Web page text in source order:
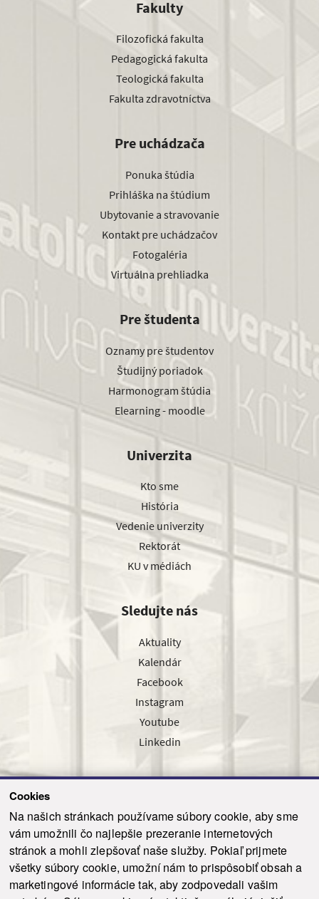
Cookies
Na našich stránkach používame súbory cookie, aby sme
vám umožnili čo najlepšie prezeranie internetových
stránok a mohli zlepšovať naše služby. Pokiaľ prijmete
všetky súbory cookie, umožní nám to prispôsobiť obsah a
marketingové informácie tak, aby zodpovedali vašim
Fakulty
Filozofická fakulta
Pedagogická fakulta
Teologická fakulta
Fakulta zdravotníctva
Pre uchádzača
Ponuka štúdia
Prihláška na štúdium
Ubytovanie a stravovanie
Kontakt pre uchádzačov
Fotogaléria
Virtuálna prehliadka
Pre študenta
Oznamy pre študentov
Študijný poriadok
Harmonogram štúdia
Elearning - moodle
Univerzita
Kto sme
História
Vedenie univerzity
Rektorát
KU v médiách
Sledujte nás
Aktuality
Kalendár
Facebook
Instagram
Youtube
Linkedin
Odoslať